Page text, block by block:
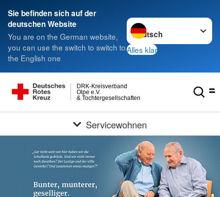
Sie befinden sich auf der
deutschen Website
You are on the German website,
you can use the switch to switch to
the English one
Sprache wechseln zu
Alles klar
& Tochtergesellschaften
Olpe e.V.
DRK-Kreisverband
Servicewohnen